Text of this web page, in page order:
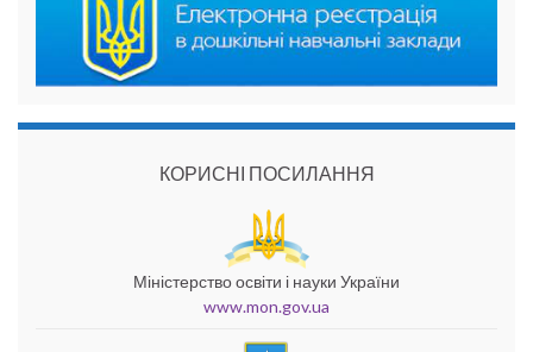
КОРИСНІ ПОСИЛАННЯ
Міністерство освіти і науки України
www.mon.gov.ua